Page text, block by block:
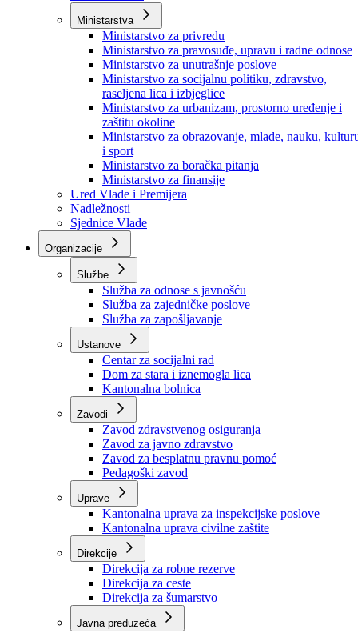
Vlada BPK Goražde
Premijer
Članovi Vlade
Ministarstva
Ministarstvo za privredu
Ministarstvo za pravosuđe, upravu i radne odnose
Ministarstvo za unutrašnje poslove
Ministarstvo za socijalnu politiku, zdravstvo,
raseljena lica i izbjeglice
Ministarstvo za urbanizam, prostorno uređenje i
zaštitu okoline
Ministarstvo za obrazovanje, mlade, nauku,
i sport
Ministarstvo za boračka pitanja
Ministarstvo za finansije
Ured Vlade i Premijera
Nadležnosti
Sjednice Vlade
Organizacije
Službe
Služba za odnose s javnošću
Služba za zajedničke poslove
Služba za zapošljavanje
Ustanove
Centar za socijalni rad
Dom za stara i iznemogla lica
Kantonalna bolnica
Zavodi
Zavod zdravstvenog osiguranja
Zavod za javno zdravstvo
Zavod za besplatnu pravnu pomoć
Pedagoški zavod
Kantonalna uprava za inspekcijske poslove
Kantonalna uprava civilne zaštite
Direkcije
Direkcija za robne rezerve
Direkcija za ceste